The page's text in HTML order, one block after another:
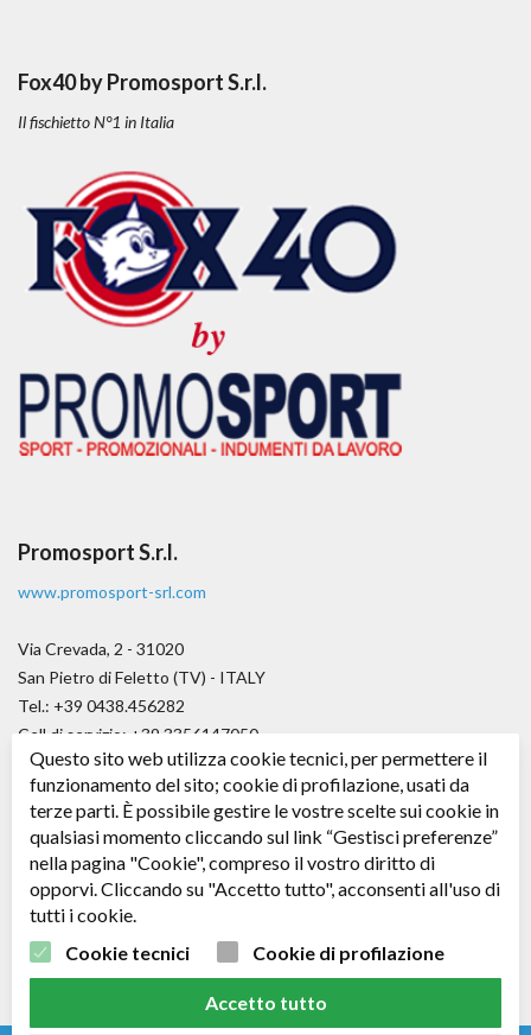
Fox40 by Promosport S.r.l.
Il fischietto N°1 in Italia
Promosport S.r.l.
www.promosport-srl.com
Via Crevada, 2 - 31020
San Pietro di Feletto (TV) - ITALY
Tel.: +39 0438.456282
Cell di servizio: +39.3356147050
Fax.: +39.0438.656979
E-mail:angelo@promosport-srl.com
Cap. soc. € 50.000,00 i.v.
C.F. / P. IVA: 04361530266 - R.E.A. TV: 343578
Questo sito web utilizza cookie tecnici, per permettere il
funzionamento del sito; cookie di profilazione, usati da
terze parti. È possibile gestire le vostre scelte sui cookie in
qualsiasi momento cliccando sul link “Gestisci preferenze”
nella pagina "Cookie", compreso il vostro diritto di
opporvi. Cliccando su "Accetto tutto", acconsenti all'uso di
tutti i cookie.
Cookie tecnici
Cookie di profilazione
Accetto tutto